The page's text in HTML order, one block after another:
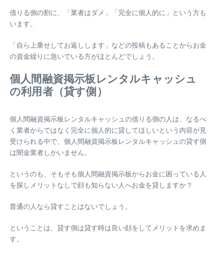
借りる側の割に、「業者はダメ」「完全に個人的に」という方も
います。
「自ら上乗せしてお返しします」などの投稿もあることからお金
の資金繰りに急いでいる方がほとんどでしょう。
個人間融資掲示板レンタルキャッシュ
の利用者（貸す側）
個人間融資掲示板レンタルキャッシュの借りる側の人は、なるべ
く業者からではなく完全に個人的に貸してほしいという内容が見
受けられる中で、個人間融資掲示板レンタルキャッシュの貸す側
は闇金業者しかいません。
というのも、そもそも個人間融資掲示板からお金に困っている人
を探しメリットなしで顔も知らない人へお金を貸しますか？
普通の人なら貸すことはないでしょう。
ということは、貸す側は貸す時は良い顔をしてメリットを求めま
す。